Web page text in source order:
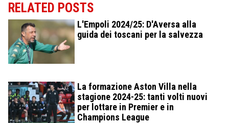
RELATED POSTS
L'Empoli 2024/25: D'Aversa alla
guida dei toscani per la salvezza
La formazione Aston Villa nella
stagione 2024-25: tanti volti nuovi
per lottare in Premier e in
Champions League